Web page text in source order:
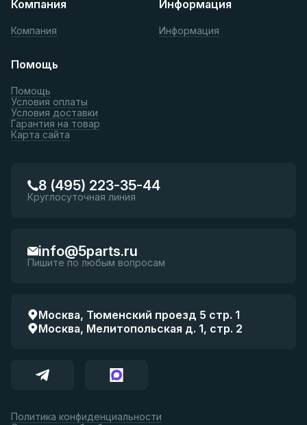
Компания
Компания
Информация
Информация
Помощь
Помощь
Условия оплаты
Условия доставки
Гарантия на товар
Карта сайта
8 (495) 223-35-44
Круглосуточная линия
info@5parts.ru
Пишите по любым вопросам
Москва, Тюменский проезд 5 стр. 1
Москва, Мелитопольская д. 1, стр. 2
Политика конфиденциальности